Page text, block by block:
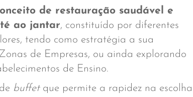
de restauração saudável e
ao jantar, constituído por diferentes
tendo como estratégia a sua
de Empresas, ou ainda explorando
de Ensino.
buffetque permite a rapidez na escolha